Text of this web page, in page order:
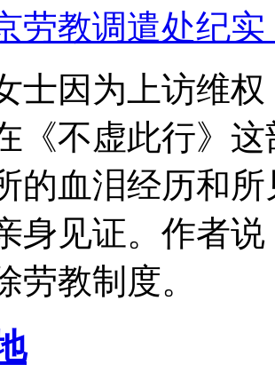
教调遣处纪实
士因为上访维
《不虚此行》
的血泪经历和
身见证。作者
劳教制度。